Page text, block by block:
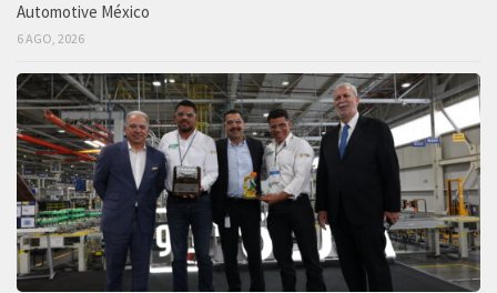
Automotive México
6 AGO, 2026